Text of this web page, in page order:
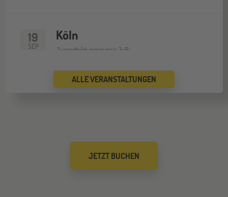
19
SEP
Köln
Jugendbildungsmesse JuBi
Bremen
Düsseldorf
Jugendbildungsmesse JuBi
ALLE VERANSTALTUNGEN
JETZT BUCHEN